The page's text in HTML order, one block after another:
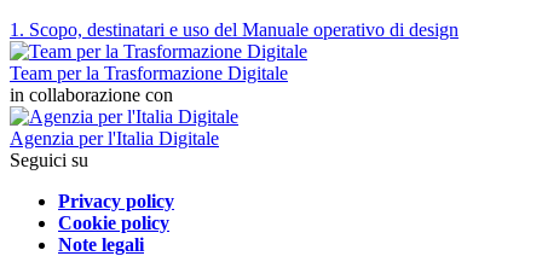
1. Scopo, destinatari e uso del Manuale operativo di design
Team per la Trasformazione Digitale
in collaborazione con
Agenzia per l'Italia Digitale
Seguici su
Privacy policy
Cookie policy
Note legali